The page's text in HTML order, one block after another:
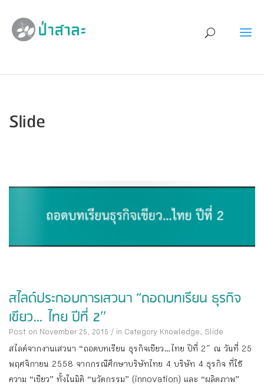
Slide
สไลด์ประกอบการเสวนา “ถอดบทเรียน ธุรกิจ
เขียว…ไทย ปีที่ 2″
Post on November 25, 2015 / in Category Knowledge, Slide
สไลด์จากงานเสวนา “ถอดบทเรียน ธุรกิจเขียว…ไทย ปีที่ 2″ ณ วันที่ 25
พฤศจิกายน 2558 จากกรณีศึกษาบริษัทไทย 4 บริษัท 4 ธุรกิจ ที่ใช้
ความ “เขียว” ทั้งในมิติ “นวัตกรรม” (innovation) และ “ผลิตภาพ”